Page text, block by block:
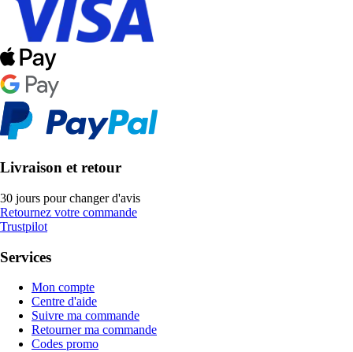
Livraison et retour
30 jours pour changer d'avis
Retournez votre commande
Trustpilot
Services
Mon compte
Centre d'aide
Suivre ma commande
Retourner ma commande
Codes promo